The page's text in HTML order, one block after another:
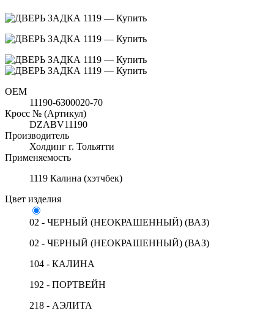
OEM
11190-6300020-70
Кросс № (Артикул)
DZABV11190
Производитель
Холдинг г. Тольятти
Применяемость
1119 Калина (хэтчбек)
Цвет изделия
02 - ЧЕРНЫЙ (НЕОКРАШЕННЫЙ) (ВАЗ)
02 - ЧЕРНЫЙ (НЕОКРАШЕННЫЙ) (ВАЗ)
104 - КАЛИНА
192 - ПОРТВЕЙН
218 - АЭЛИТА